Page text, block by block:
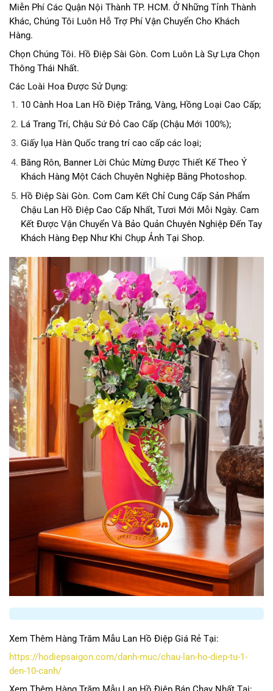
Miễn Phí Các Quận Nội Thành TP. HCM. Ở Những Tỉnh Thành
Khác, Chúng Tôi Luôn Hỗ Trợ Phí Vận Chuyển Cho Khách
Hàng.
Chọn Chúng Tôi. Hồ Điệp Sài Gòn. Com Luôn Là Sự Lựa Chọn
Thông Thái Nhất.
Các Loài Hoa Được Sử Dụng:
10 Cành Hoa Lan Hồ Điệp Trắng, Vàng, Hồng Loại Cao Cấp;
Lá Trang Trí, Chậu Sứ Đỏ Cao Cấp (Chậu Mới 100%);
Giấy lụa Hàn Quốc trang trí cao cấp các loại;
Băng Rôn, Banner Lời Chúc Mừng Được Thiết Kế Theo Ý
Khách Hàng Một Cách Chuyên Nghiệp Bằng Photoshop.
Hồ Điệp Sài Gòn. ComCam Kết Chỉ Cung Cấp Sản Phẩm
Chậu Lan Hồ Điệp Cao Cấp Nhất, Tươi Mới Mỗi Ngày. Cam
Kết Được Vận Chuyển Và Bảo Quản Chuyên Nghiệp Đến Tay
Khách Hàng Đẹp Như Khi Chụp Ảnh Tại Shop.
Xem Thêm Hàng Trăm Mẫu Lan Hồ Điệp Giá Rẻ Tại:
https://hodiepsaigon.com/danh-muc/chau-lan-ho-diep-tu-1-
den-10-canh/